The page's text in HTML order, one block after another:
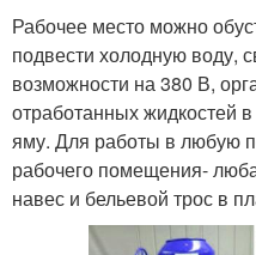
Рабочее место можно
подвести холодную воду,
возможности на 380 В,
отработанных жидкостей
яму. Для работы в любую
рабочего помещения-
навес и бельевой трос в